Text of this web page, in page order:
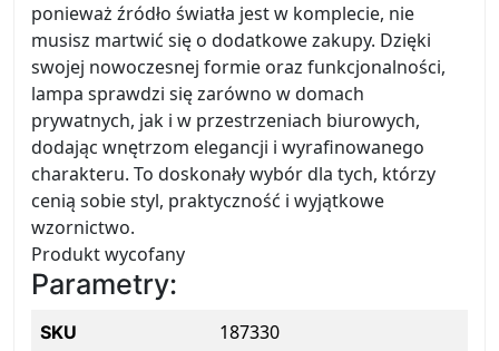
ponieważ źródło światła jest w komplecie, nie
musisz martwić się o dodatkowe zakupy. Dzięki
swojej nowoczesnej formie oraz funkcjonalności,
lampa sprawdzi się zarówno w domach
prywatnych, jak i w przestrzeniach biurowych,
dodając wnętrzom elegancji i wyrafinowanego
charakteru. To doskonały wybór dla tych, którzy
cenią sobie styl, praktyczność i wyjątkowe
wzornictwo.
Produkt wycofany
Parametry:
SKU 187330